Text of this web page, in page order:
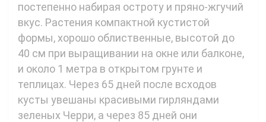
постепенно набирая остроту и пряно-жгучий
вкус. Растения компактной кустистой
формы, хорошо облиственные, высотой до
40 см при выращивании на окне или балконе,
и около 1 метра в открытом грунте и
теплицах. Через 65 дней после всходов
кусты увешаны красивыми гирляндами
зеленых Черри, а через 85 дней они